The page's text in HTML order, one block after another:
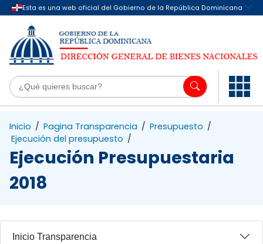
Saltar al contenido principal
Inicio / Pagina Transparencia / Presupuesto /
Ejecución del presupuesto /
Ejecución Presupuestaria
2018
Inicio Transparencia